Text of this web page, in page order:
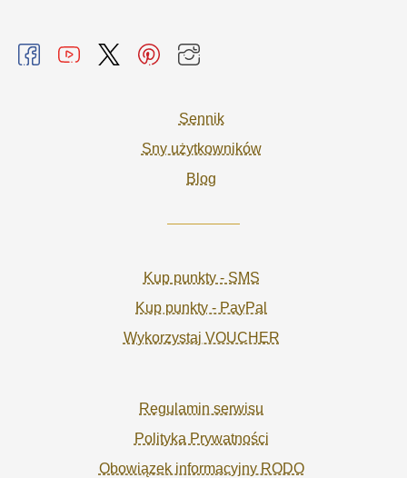
Sennik
Sny użytkowników
Blog
Kup punkty - SMS
Kup punkty - PayPal
Wykorzystaj VOUCHER
Regulamin serwisu
Polityka Prywatności
Obowiązek informacyjny RODO